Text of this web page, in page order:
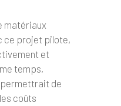
matériaux
ce projet pilote,
et
temps,
permettrait de
coûts